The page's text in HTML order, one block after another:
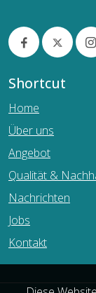
Shortcut
Home
Über uns
Angebot
Qualität &
Nachrichten
Jobs
Kontakt